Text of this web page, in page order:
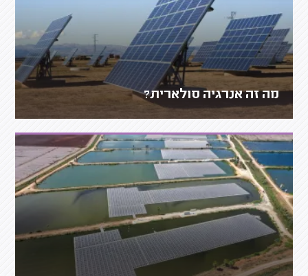
מה זה אנרגיה סולארית?